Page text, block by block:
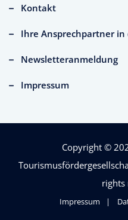
Kontakt
Ihre Ansprechpartner in
Newsletteranmeldung
Impressum
Copyright ©
rights
Impressum